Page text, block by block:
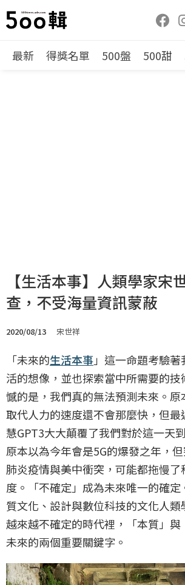
最新 得獎名單 500盤 500甜
【生活本事】人類學家宋
查，不受海量資訊蒙蔽
2020/08/13 宋世祥
「未來的生活本事」這一命題考驗
活的想像，並也探索當中所需要的技
憾的是，我們真的無法預測未來。原
取代人力的速度還不會那麼快，但最
慧GPT3大大顛覆了我們對於這一天
原本以為今年會是5G的爆發之年，
肺炎疫情與美中衝突，可能都拖慢了
度。「不確定」成為未來唯一的確定
質文化、設計與數位科技的文化人類
越來越不確定的時代裡，「本質」
未來的兩個重要關鍵字。